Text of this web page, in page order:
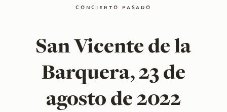
concierto pasado
San Vicente de la
Barquera, 23 de
agosto de 2022